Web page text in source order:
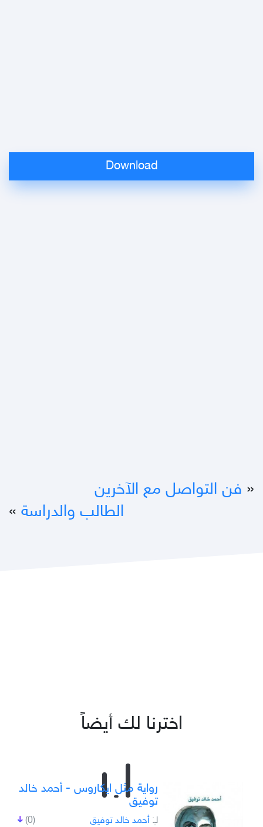
« فن التواصل مع الآخرين
الطالب والدراسة »
اخترنا لك أيضاً
رواية مثل ايكاروس - أحمد خالد
توفيق
(0) لـِ: أحمد خالد توفيق